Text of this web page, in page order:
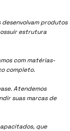
produtos
estrutura
com matérias-
completo.
Atendemos
suas marcas de
que